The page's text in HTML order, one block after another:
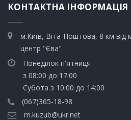
КОНТАКТНА ІНФОРМАЦІЯ
м.Київ, Віта-Поштова, 8 км
центр "Єва"
Понеділок п'ятниця
з 08:00 до 17:00
Субота з 10:00 до 14:00
(067)365-18-98
m.kuzub@ukr.net